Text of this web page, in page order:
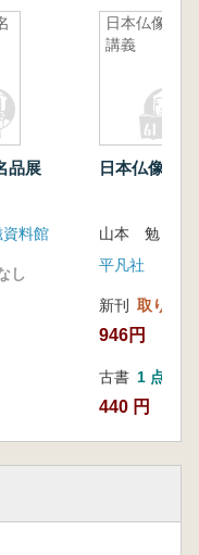
品展
料館
し
日本仏像史
講義
日本仏像史
山本 勉 著
平凡社
新刊 取り寄せ
946円
古書 1 点
440 円